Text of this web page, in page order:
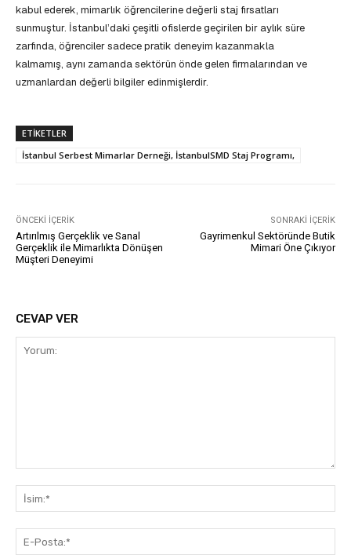
kabul ederek, mimarlık öğrencilerine değerli staj fırsatları
sunmuştur. İstanbul’daki çeşitli ofislerde geçirilen bir aylık süre
zarfında, öğrenciler sadece pratik deneyim kazanmakla
kalmamış, aynı zamanda sektörün önde gelen firmalarından ve
uzmanlardan değerli bilgiler edinmişlerdir.
ETIKETLER
İstanbul Serbest Mimarlar Derneği, İstanbulSMD Staj Programı,
ÖNCEKI İÇERIK
Artırılmış Gerçeklik ve Sanal
Gerçeklik ile Mimarlıkta Dönüşen
Müşteri Deneyimi
SONRAKI İÇERIK
Gayrimenkul Sektöründe Butik
Mimari Öne Çıkıyor
CEVAP VER